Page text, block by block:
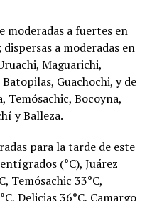
moderadas a fuertes en
a moderadas en
Maguarichi,
Guachochi, y de
Temósachic, Bocoyna,
y Balleza.
para la tarde de este
(°C), Juárez
Temósachic 33°C,
Delicias 36°C, Camargo